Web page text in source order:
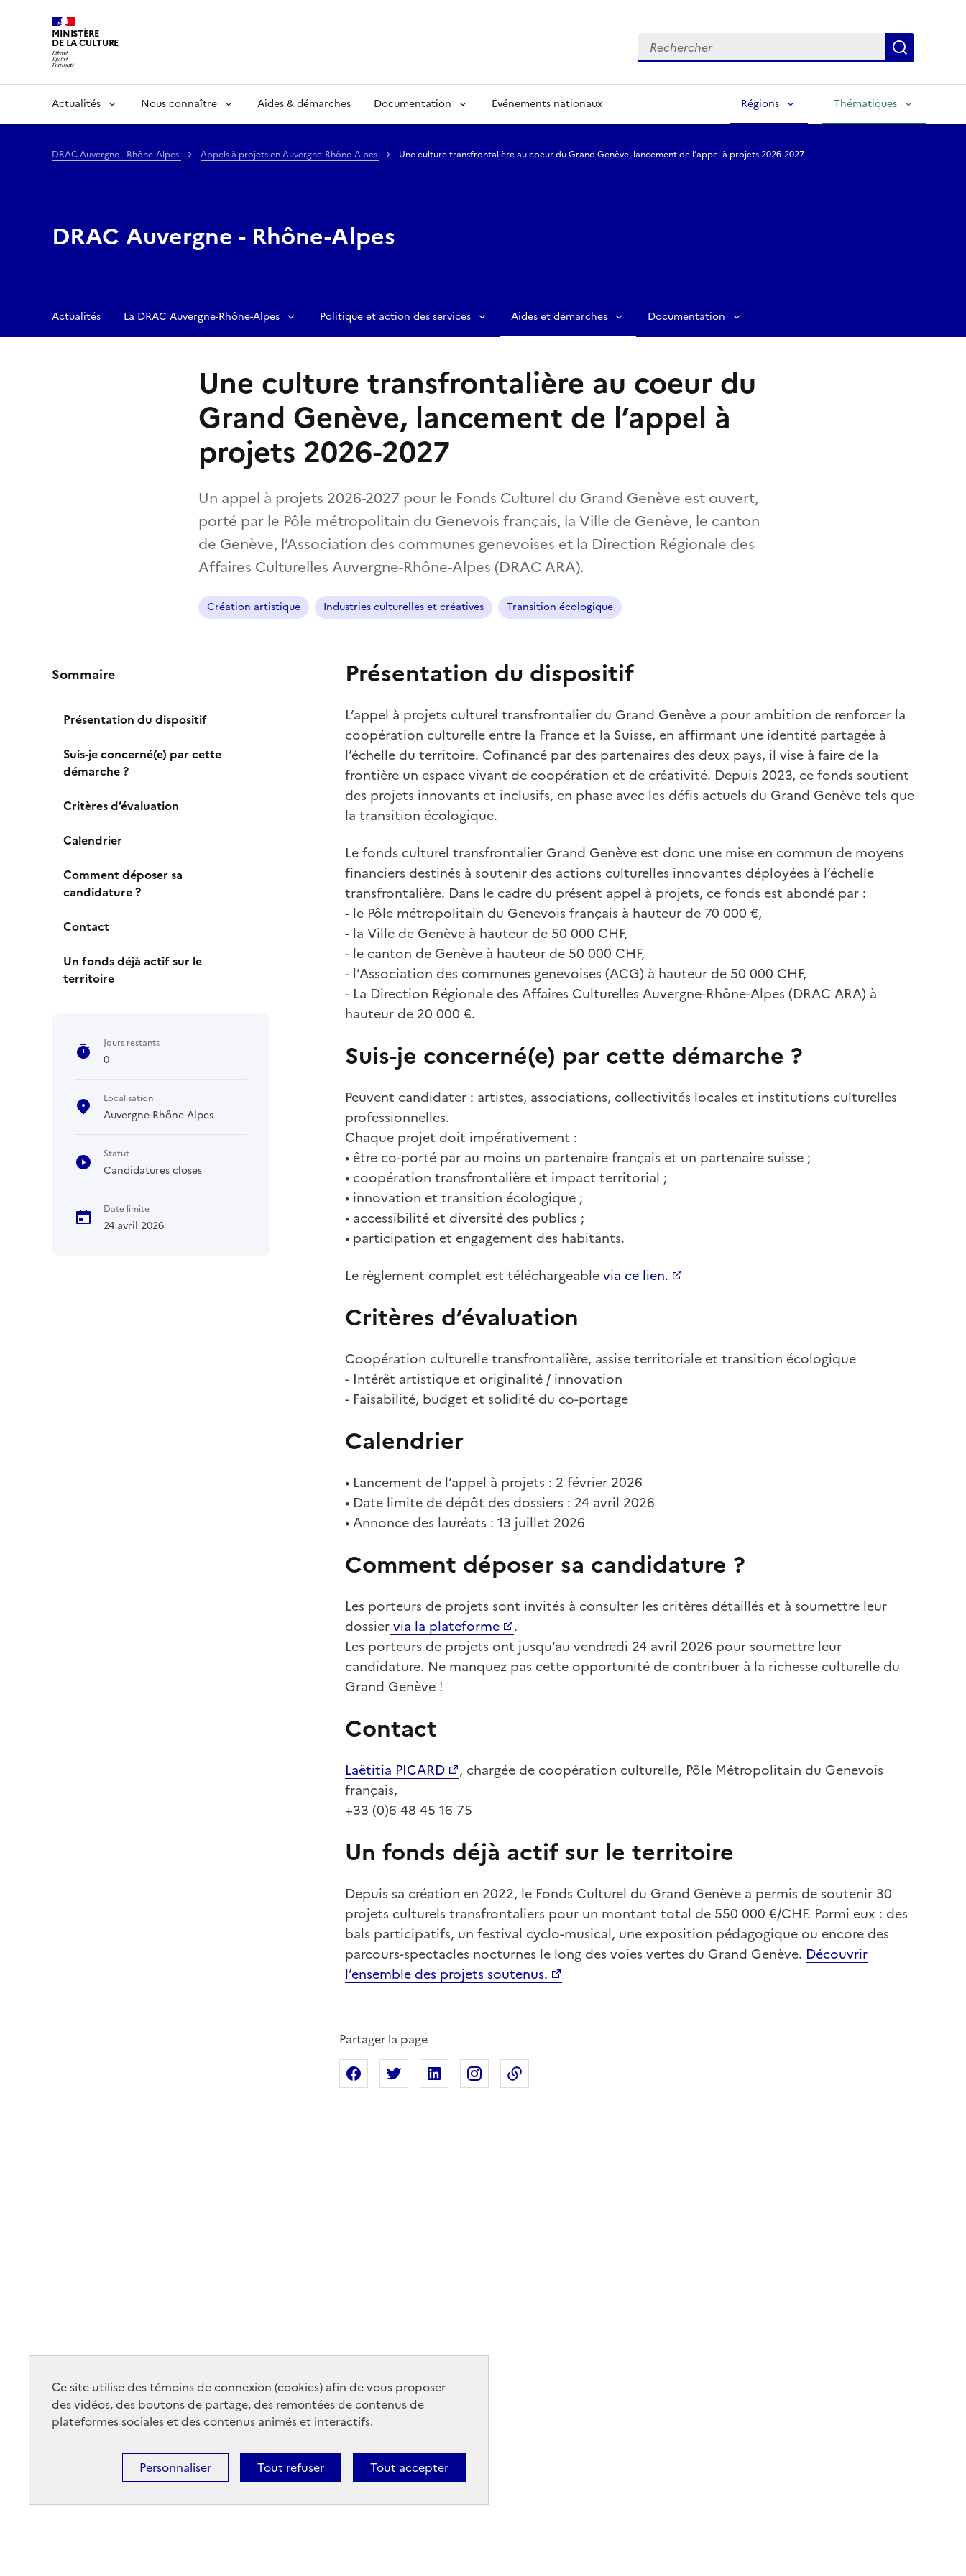
Ce site utilise des témoins de connexion (cookies) afin de vous proposer
des vidéos, des boutons de partage, des remontées de contenus de
plateformes sociales et des contenus animés et interactifs.
Tout accepter
Tout refuser
Personnaliser
MINISTÈRE
DE LA CULTURE Rechercher
Actualités Nous connaître Aides & démarches Documentation Événements nationaux Régions Thématiques
DRAC Auvergne - Rhône-Alpes Appels à projets en Auvergne-Rhône-Alpes Une culture transfrontalière au coeur du Grand Genève, lancement de l’appel à projets 2026-2027
DRAC Auvergne - Rhône-Alpes
Actualités La DRAC Auvergne-Rhône-Alpes Politique et action des services Aides et démarches Documentation
Une culture transfrontalière au coeur du
Grand Genève, lancement de l’appel à
projets 2026-2027
Un appel à projets 2026-2027 pour le Fonds Culturel du Grand Genève est ouvert,
porté par le Pôle métropolitain du Genevois français, la Ville de Genève, le canton
de Genève, l’Association des communes genevoises et la Direction Régionale des
Affaires Culturelles Auvergne-Rhône-Alpes (DRAC ARA).
Création artistique Industries culturelles et créatives Transition écologique
Sommaire
Présentation du dispositif
Suis-je concerné(e) par cette
démarche ?
Critères d’évaluation
Calendrier
Comment déposer sa
candidature ?
Contact
Un fonds déjà actif sur le
territoire
Jours restants
0
Localisation
Auvergne-Rhône-Alpes
Statut
Candidatures closes
Date limite
24 avril 2026
Présentation du dispositif
L’appel à projets culturel transfrontalier du Grand Genève a pour ambition de renforcer la
coopération culturelle entre la France et la Suisse, en affirmant une identité partagée à
l’échelle du territoire. Cofinancé par des partenaires des deux pays, il vise à faire de la
frontière un espace vivant de coopération et de créativité. Depuis 2023, ce fonds soutient
des projets innovants et inclusifs, en phase avec les défis actuels du Grand Genève tels que
la transition écologique.
Le fonds culturel transfrontalier Grand Genève est donc une mise en commun de moyens
financiers destinés à soutenir des actions culturelles innovantes déployées à l’échelle
transfrontalière. Dans le cadre du présent appel à projets, ce fonds est abondé par :
- le Pôle métropolitain du Genevois français à hauteur de 70 000 €,
- la Ville de Genève à hauteur de 50 000 CHF,
- le canton de Genève à hauteur de 50 000 CHF,
- l’Association des communes genevoises (ACG) à hauteur de 50 000 CHF,
- La Direction Régionale des Affaires Culturelles Auvergne-Rhône-Alpes (DRAC ARA) à
hauteur de 20 000 €.
Suis-je concerné(e) par cette démarche ?
Peuvent candidater : artistes, associations, collectivités locales et institutions culturelles
professionnelles.
Chaque projet doit impérativement :
• être co-porté par au moins un partenaire français et un partenaire suisse ;
• coopération transfrontalière et impact territorial ;
• innovation et transition écologique ;
• accessibilité et diversité des publics ;
• participation et engagement des habitants.
Le règlement complet est téléchargeablevia ce lien.
Critères d’évaluation
Coopération culturelle transfrontalière, assise territoriale et transition écologique
- Intérêt artistique et originalité / innovation
- Faisabilité, budget et solidité du co-portage
Calendrier
• Lancement de l’appel à projets : 2 février 2026
• Date limite de dépôt des dossiers : 24 avril 2026
• Annonce des lauréats : 13 juillet 2026
Comment déposer sa candidature ?
Les porteurs de projets sont invités à consulter les critères détaillés et à soumettre leur
dossiervia la plateforme
.
Les porteurs de projets ont jusqu’au vendredi 24 avril 2026 pour soumettre leur
candidature. Ne manquez pas cette opportunité de contribuer à la richesse culturelle du
Grand Genève !
Contact
Laëtitia PICARD
, chargée de coopération culturelle, Pôle Métropolitain du Genevois
français,
+33 (0)6 48 45 16 75
Un fonds déjà actif sur le territoire
Depuis sa création en 2022, le Fonds Culturel du Grand Genève a permis de soutenir 30
projets culturels transfrontaliers pour un montant total de 550 000 €/CHF. Parmi eux : des
bals participatifs, un festival cyclo-musical, une exposition pédagogique ou encore des
parcours-spectacles nocturnes le long des voies vertes du Grand Genève. Découvrir
l’ensemble des projets soutenus.
Partager la page
Partager sur Facebook
Partager sur XPartager sur Linkedin
Partager sur Instagram